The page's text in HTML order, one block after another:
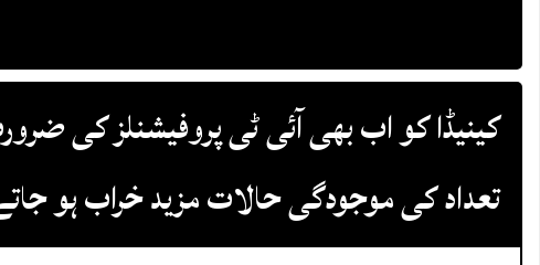
تعداد کی موجودگی حالات مزید خراب ہو